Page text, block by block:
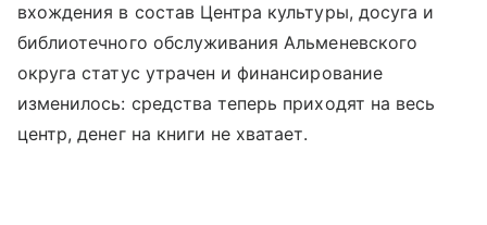
вхождения в состав Центра культуры, досуга и
библиотечного обслуживания Альменевского
округа статус утрачен и финансирование
изменилось: средства теперь приходят на весь
центр, денег на книги не хватает.